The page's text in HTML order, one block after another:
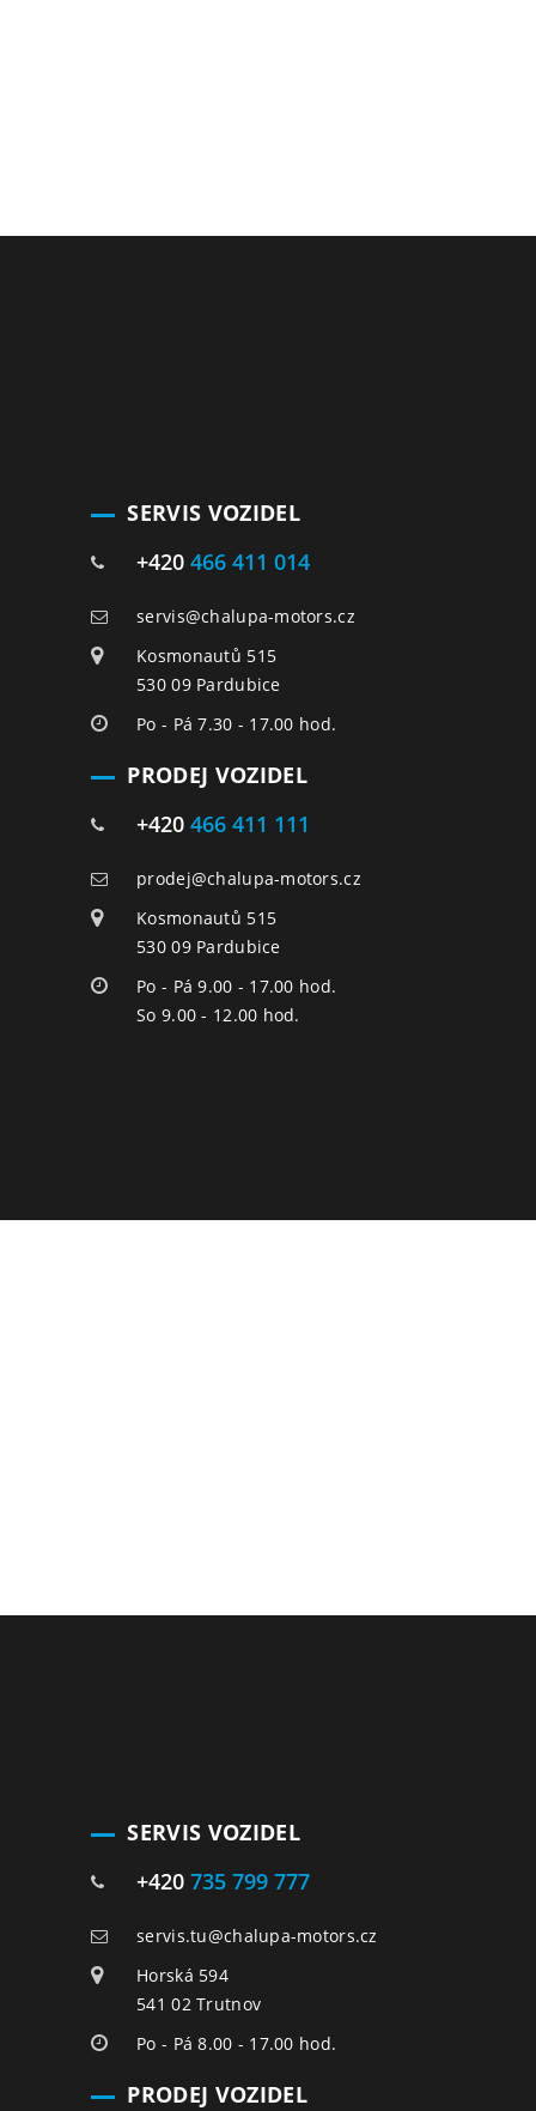
SERVIS VOZIDEL
+420 466 411 014
servis@chalupa-motors.cz
Kosmonautů 515
530 09 Pardubice
Po - Pá 7.30 - 17.00 hod.
PRODEJ VOZIDEL
+420 466 411 111
prodej@chalupa-motors.cz
Kosmonautů 515
530 09 Pardubice
Po - Pá 9.00 - 17.00 hod.
So 9.00 - 12.00 hod.
SERVIS VOZIDEL
+420 735 799 777
servis.tu@chalupa-motors.cz
Horská 594
541 02 Trutnov
Po - Pá 8.00 - 17.00 hod.
PRODEJ VOZIDEL